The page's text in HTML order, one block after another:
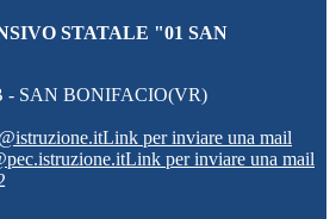
STATALE "01 SAN
- SAN BONIFACIO(VR)
Link per inviare una mail
Link per inviare una mail